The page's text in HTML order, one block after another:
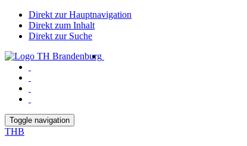
Direkt zur Hauptnavigation
Direkt zum Inhalt
Direkt zur Suche
Toggle navigation
THB